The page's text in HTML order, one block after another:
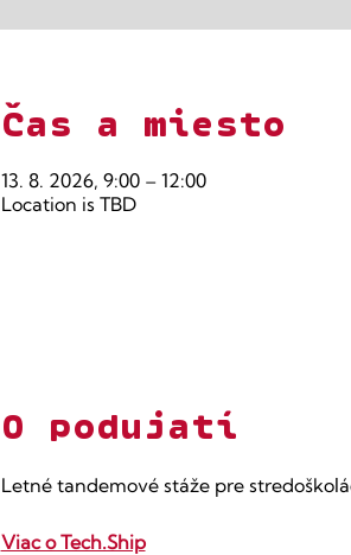
Čas a miesto
13. 8. 2026, 9:00 – 12:00
Location is TBD
O podujatí
Letné tandemové stáže pre
Viac o Tech.Ship